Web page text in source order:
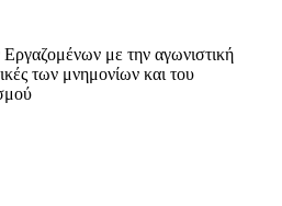
με την αγωνιστική
των μνημονίων και του